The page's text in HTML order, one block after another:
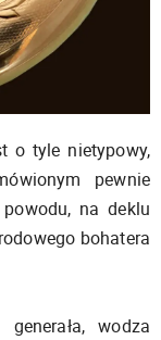
o tyle nietypowy,
pewnie
na deklu
bohatera
wodza